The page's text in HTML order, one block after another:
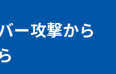
ー攻撃から